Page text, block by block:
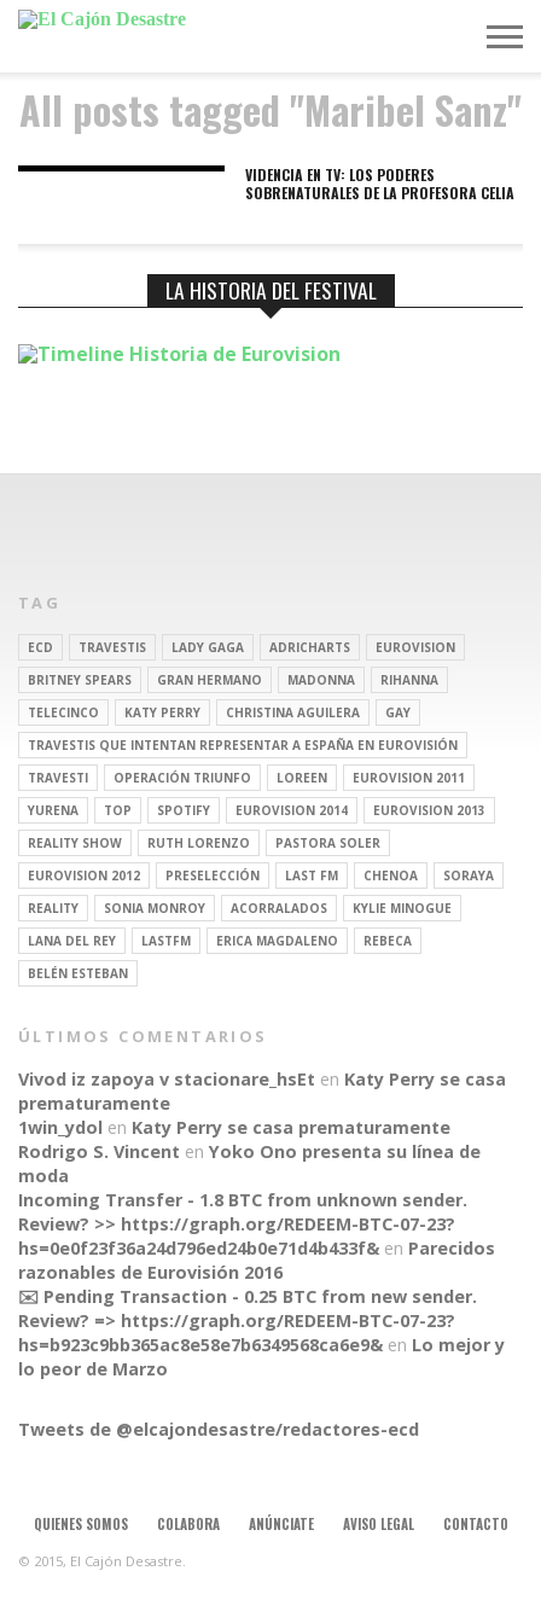
CONNECT
MÚSICA
TELEVISIÓN
POLÍTICA
ACTUALIDAD
EUROVISIÓN
All posts tagged "Maribel Sanz"
VIDENCIA EN TV: LOS PODERES
SOBRENATURALES DE LA PROFESORA CELIA
LA HISTORIA DEL FESTIVAL
TAG
ECD TRAVESTIS LADY GAGA ADRICHARTS
EUROVISION
BRITNEY SPEARS
GRAN HERMANO MADONNA
RIHANNA
TELECINCO
KATY PERRY CHRISTINA AGUILERA
GAY
TRAVESTIS QUE INTENTAN REPRESENTAR A ESPAÑA EN EUROVISIÓN
TRAVESTI
OPERACIÓN TRIUNFO LOREEN
EUROVISION 2011
YURENA
TOP SPOTIFY EUROVISION 2014
EUROVISION 2013
REALITY SHOW
RUTH LORENZO
PASTORA SOLER
EUROVISION 2012
PRESELECCIÓN LAST FM CHENOA
SORAYA
REALITY
SONIA MONROY ACORRALADOS
KYLIE MINOGUE
LANA DEL REY
LASTFM ERICA MAGDALENO
REBECA
BELÉN ESTEBAN
ÚLTIMOS COMENTARIOS
Vivod iz zapoya v stacionare_hsEt en Katy Perry se casa
prematuramente
1win_ydol en Katy Perry se casa prematuramente
Rodrigo S. Vincent en Yoko Ono presenta su línea de
moda
Incoming Transfer - 1.8 BTC from unknown sender.
Review? >> https://graph.org/REDEEM-BTC-07-23?
hs=0e0f23f36a24d796ed24b0e71d4b433f& en Parecidos
razonables de Eurovisión 2016
✉️ Pending Transaction - 0.25 BTC from new sender.
Review? => https://graph.org/REDEEM-BTC-07-23?
hs=b923c9bb365ac8e58e7b6349568ca6e9& en Lo mejor y
lo peor de Marzo
Tweets de @elcajondesastre/redactores-ecd
QUIENES SOMOS COLABORA ANÚNCIATE AVISO LEGAL CONTACTO
© 2015, El Cajón Desastre.